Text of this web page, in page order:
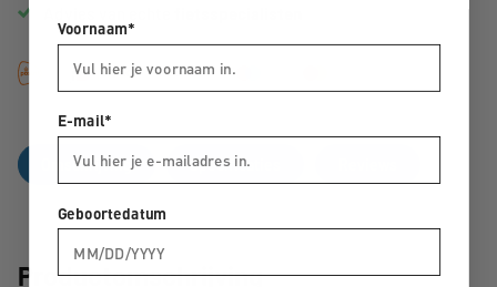
Omschrijving Specificaties
Productomschrijving
Voornaam*
E-mail*
Geboortedatum